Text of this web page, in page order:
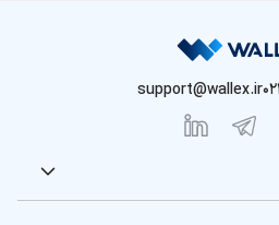
support@wallex.ir